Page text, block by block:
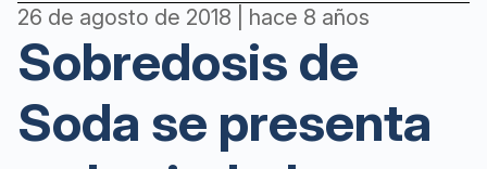
26 de agosto de 2018 | hace 8 años
Sobredosis de
Soda se presenta